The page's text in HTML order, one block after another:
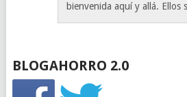
bienvenida aquí y allá. Ellos
BLOGAHORRO 2.0